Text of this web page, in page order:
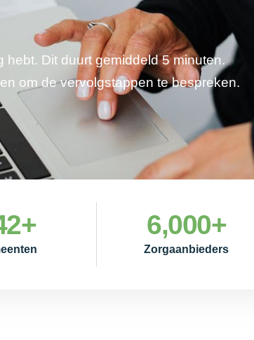
Dit duurt gemiddeld 5 minuten.
om de vervolgstappen te bespreken.
+
Zorgaanbieders
6,000+